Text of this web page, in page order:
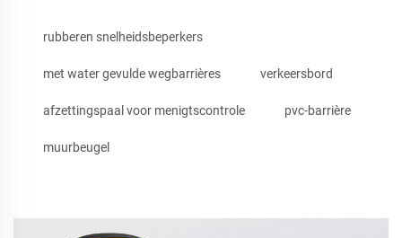
rubberen snelheidsbeperkers
met water gevulde wegbarrières verkeersbord
afzettingspaal voor menigtscontrole pvc-barrière
muurbeugel